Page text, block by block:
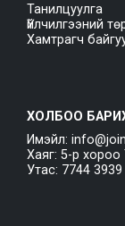
Танилцуулга
Үйлчилгээний
Хамтрагч
ХОЛБОО
Имэйл:
Хаяг: 5-р хороо
Утас: 7744 3939